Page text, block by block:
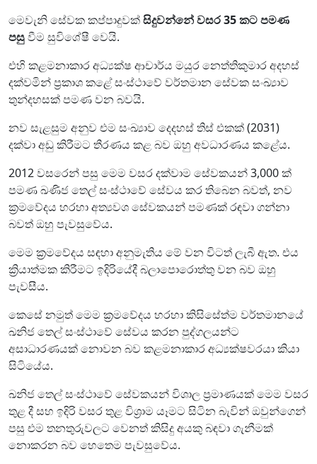
මෙවැනි සේවක කප්පාදුවක්සිදුවන්නේ වසර 35 කට පමණ
පසුවීම සුවිශේෂී වෙයි.
එහි කළමනාකාර අධ්‍යක්ෂ ආචාර්ය මයුර නෙත්තිකුමාර අදහස්
දක්වමින් ප්‍රකාශ කළේ සංස්ථාවේ වර්තමාන සේවක සංඛ්‍යාව
තුන්දහසක් පමණ වන බවයි.
නව සැළසුම අනුව එම සංඛ්‍යාව දෙදහස් තිස් එකක් (2031)
දක්වා අඩු කිරීමට තීරණය කළ බව ඔහු අවධාරණය කළේය.
2012 වසරෙන් පසු මෙම වසර දක්වාම සේවකයන් 3,000 ක්
පමණ ඛණිජ තෙල් සංස්ථාවේ සේවය කර තිබෙන බවත්, නව
ක්‍රමවේදය හරහා අත්‍යවශ සේවකයන් පමණක් රඳවා ගන්නා
බවත් ඔහු පැවසුවේය.
මෙම ක්‍රමවේදය සඳහා අනුමැතිය මේ වන විටත් ලැබී ඇත. එය
ක්‍රියාත්මක කිරීමට ඉදිරියේදී බලාපොරොත්තු වන බව ඔහු
පැවසීය.
කෙසේ නමුත් මෙම ක්‍රමවේදය හරහා කිසිසේත්ම වර්තමානයේ
ඛනිජ තෙල් සංස්ථාවේ සේවය කරන පුද්ගලයන්ට
අසාධාරණයක් නොවන බව කළමනාකාර අධ්‍යක්ෂවරයා කියා
සිටියේය.
ඛනිජ තෙල් සංස්ථාවේ සේවකයන් විශාල ප්‍රමාණයක් මෙම වසර
තුළ දී සහ ඉදිරි වසර තුළ විශ්‍රාම යෑමට සිටින බැවින් ඔවුන්ගෙන්
පසු එම තනතුරුවලට වෙනත් කිසිදු අයකු බඳවා ගැනීමක්
නොකරන බව හෙතෙම පැවසුවේය.